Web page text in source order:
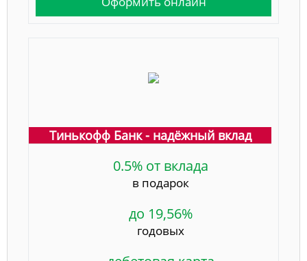
Тинькофф Банк - надёжный вклад
0.5% от вклада
в подарок
до 19,56%
годовых